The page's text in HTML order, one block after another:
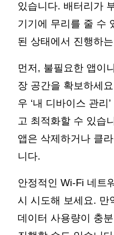
있습니다. 배터리가
기기에 무리를 줄 수
된 상태에서 진행하
먼저, 불필요한 앱이
장 공간을 확보하세
우 ‘내 디바이스 관리
고 최적화할 수 있습
앱은 삭제하거나 클
니다.
안정적인 Wi-Fi 네트
시 시도해 보세요. 만
데이터 사용량이 충